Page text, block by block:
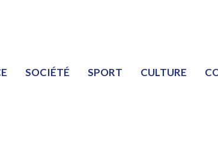
SOCIÉTÉ SPORT CULTURE
demandent la
sur les